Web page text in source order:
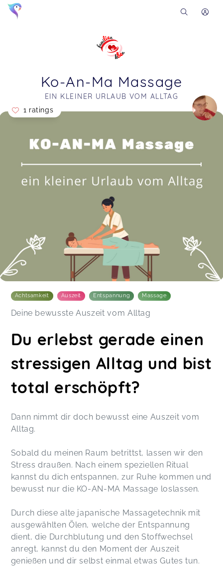
Ko-An-Ma Massage
EIN KLEINER URLAUB VOM ALLTAG
Soon you will learn more about me here...
1 ratings
Achtsamkeit Auszeit Entspannung Massage
Deine bewusste Auszeit vom Alltag
Du erlebst gerade einen
stressigen Alltag und bist
total erschöpft?
Dann nimmt dir doch bewusst eine Auszeit vom
Alltag.
Sobald du meinen Raum betrittst, lassen wir den
Stress draußen. Nach einem speziellen Ritual
kannst du dich entspannen, zur Ruhe kommen und
bewusst nur die KO-AN-MA Massage loslassen.
Durch diese alte japanische Massagetechnik mit
ausgewählten Ölen, welche der Entspannung
dient, die Durchblutung und den Stoffwechsel
anregt, kannst du den Moment der Auszeit
genießen und dir selbst einmal etwas Gutes tun.